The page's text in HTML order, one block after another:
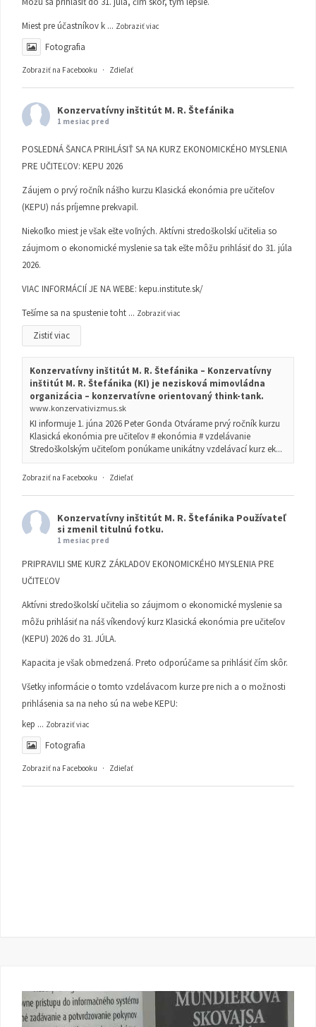
Miest pre účastníkov k ... Zobraziť viac
Fotografia
Zobraziť na Facebooku · Zdieľať
Konzervatívny inštitút M. R. Štefánika
1 mesiac pred
POSLEDNÁ ŠANCA PRIHLÁSIŤ SA NA KURZ EKONOMICKÉHO MYSLENIA
PRE UČITEĽOV: KEPU 2026
Záujem o prvý ročník nášho kurzu Klasická ekonómia pre učiteľov
(KEPU) nás príjemne prekvapil.
Niekoľko miest je však ešte voľných. Aktívni stredoškolskí učitelia so
záujmom o ekonomické myslenie sa tak ešte môžu prihlásiť do 31. júla
2026.
VIAC INFORMÁCIÍ JE NA WEBE: kepu.institute.sk/
Tešíme sa na spustenie toht ... Zobraziť viac
Zistiť viac
Konzervatívny inštitút M. R. Štefánika – Konzervatívny
inštitút M. R. Štefánika (KI) je nezisková mimovládna
organizácia – konzervatívne orientovaný think-tank.
www.konzervativizmus.sk
KI informuje 1. júna 2026 Peter Gonda Otvárame prvý ročník kurzu
Klasická ekonómia pre učiteľov # ekonómia # vzdelávanie
Stredoškolským učiteľom ponúkame unikátny vzdelávací kurz ek...
Zobraziť na Facebooku · Zdieľať
Konzervatívny inštitút M. R. Štefánika Používateľ
si zmenil titulnú fotku.
1 mesiac pred
PRIPRAVILI SME KURZ ZÁKLADOV EKONOMICKÉHO MYSLENIA PRE
UČITEĽOV
Aktívni stredoškolskí učitelia so záujmom o ekonomické myslenie sa
môžu prihlásiť na náš víkendový kurz Klasická ekonómia pre učiteľov
(KEPU) 2026 do 31. JÚLA.
Kapacita je však obmedzená. Preto odporúčame sa prihlásiť čím skôr.
Všetky informácie o tomto vzdelávacom kurze pre nich a o možnosti
prihlásenia sa na neho sú na webe KEPU:
kep ... Zobraziť viac
Fotografia
Zobraziť na Facebooku · Zdieľať